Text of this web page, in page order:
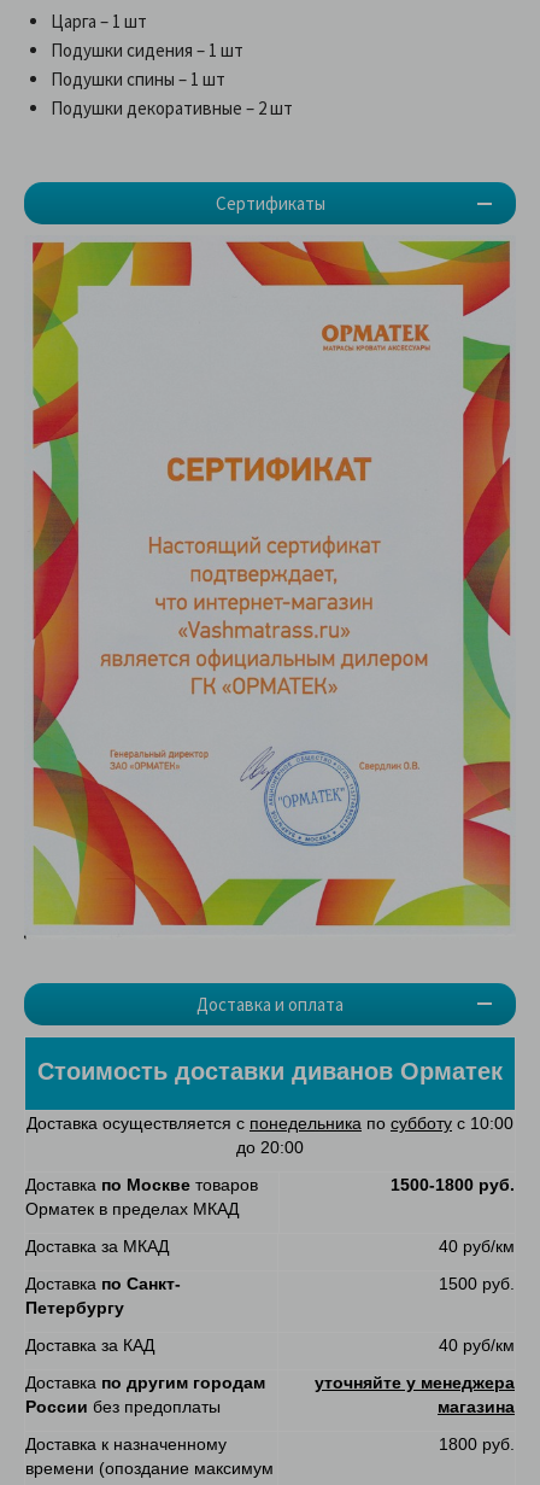
Сертификаты
Доставка и оплата
Царга – 1 шт
Подушки сидения – 1 шт
Подушки спины – 1 шт
Подушки декоративные – 2 шт
Стоимость доставки диванов Орматек
Доставка осуществляется с понедельника по субботу с 10:00
до 20:00
Доставка по Москве товаров
Орматек в пределах МКАД
1500-1800 руб.
Доставка за МКАД
40 руб/км
Доставка по Санкт-
Петербургу
1500 руб.
Доставка за КАД
40 руб/км
Доставка по другим городам
России без предоплаты
уточняйте у менеджера
магазина
Доставка к назначенному
времени (опоздание максимум
1800 руб.